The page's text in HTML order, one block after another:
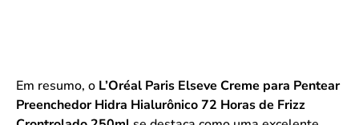
Em resumo, o L’Oréal Paris Elseve Creme para Pentear
Preenchedor Hidra Hialurônico 72 Horas de Frizz